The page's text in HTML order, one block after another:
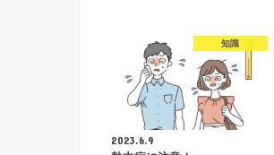
知識
2023.6.9